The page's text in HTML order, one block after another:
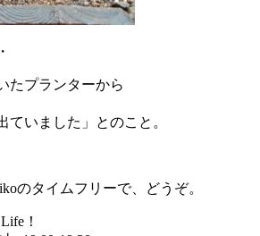
たプランターから
ていました」とのこと。
のタイムフリーで、どうぞ。
！